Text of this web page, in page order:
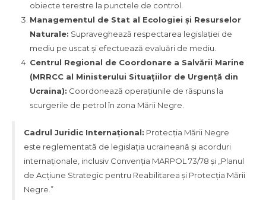
obiecte terestre la punctele de control.
Managementul de Stat al Ecologiei și Resurselor
Naturale: Supraveghează respectarea legislației de
mediu pe uscat și efectuează evaluări de mediu.
Centrul Regional de Coordonare a Salvării Marine
(MRRCC al Ministerului Situațiilor de Urgență din
Ucraina): Coordonează operațiunile de răspuns la
scurgerile de petrol în zona Mării Negre.
Cadrul Juridic Internațional: Protecția Mării Negre
este reglementată de legislația ucraineană și acorduri
internaționale, inclusiv Convenția MARPOL 73/78 și „Planul
de Acțiune Strategic pentru Reabilitarea și Protecția Mării
Negre.”